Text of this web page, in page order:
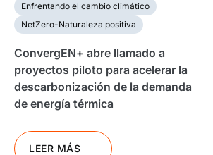
Enfrentando el cambio climático
NetZero-Naturaleza positiva
ConvergEN+ abre llamado a
proyectos piloto para acelerar la
descarbonización de la demanda
de energía térmica
LEER MÁS